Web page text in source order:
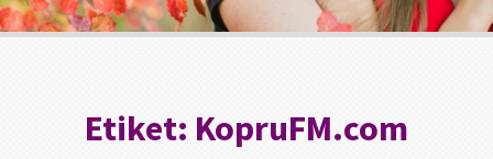
Etiket: KopruFM.com